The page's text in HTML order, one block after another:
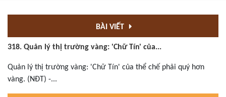
BÀI VIẾT
318. Quản lý thị trường vàng: 'Chữ Tín' của...
Quản lý thị trường vàng: 'Chữ Tín' của thể chế phải quý hơn
vàng. (NĐT) -...